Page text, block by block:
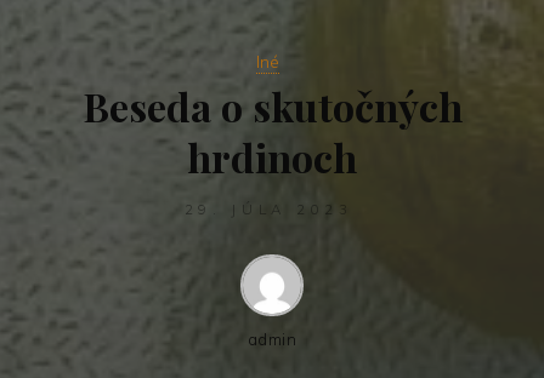
Iné
Beseda o skutočných
hrdinoch
29. JÚLA 2023
admin